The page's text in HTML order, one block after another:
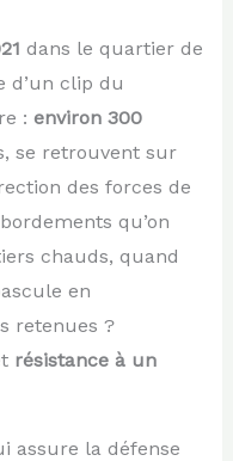
dans le quartier de
d’un clip du
: environ 300
se retrouvent sur
des forces de
qu’on
chauds, quand
en
retenues ?
résistance à un
assure la défense